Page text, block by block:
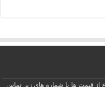
از قیمت ها با شماره های زیر تماس